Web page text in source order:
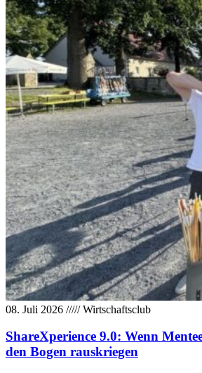
08. Juli 2026 /////Wirtschaftsclub
ShareXperience 9.0: Wenn
den Bogen rauskriegen